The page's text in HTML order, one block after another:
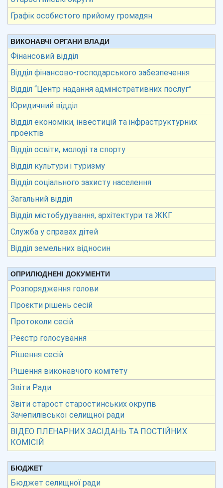
Графік особистого прийому громадян
ВИКОНАВЧІ ОРГАНИ ВЛАДИ
Фінансовий відділ
Відділ фінансово-господарського забезпечення
Відділ “Центр надання адміністративних послуг”
Юридичний відділ
Відділ економіки, інвестицій та інфраструктурних
проектів
Відділ освіти, молоді та спорту
Відділ культури і туризму
Відділ соціального захисту населення
Загальний відділ
Відділ містобудування, архітектури та ЖКГ
Служба у справах дітей
Відділ земельних відносин
ОПРИЛЮДНЕНІ ДОКУМЕНТИ
Розпорядження голови
Проєкти рішень сесій
Протоколи сесій
Реєстр голосування
Рішення сесій
Рішення виконавчого комітету
Звіти Ради
Звіти старост старостинських округів
Зачепилівської селищної ради
ВІДЕО ПЛЕНАРНИХ ЗАСІДАНЬ ТА ПОСТІЙНИХ
КОМІСІЙ
БЮДЖЕТ
Бюджет селищної ради